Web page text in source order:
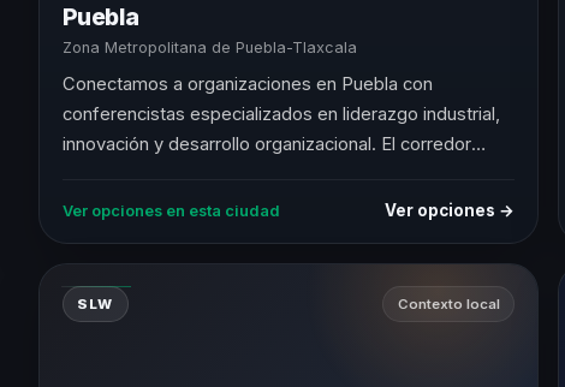
Puebla
Zona Metropolitana de Puebla-Tlaxcala
Conectamos a organizaciones en Puebla con
conferencistas especializados en liderazgo industrial,
innovación y desarrollo organizacional. El corredor
Ver opciones en esta ciudad Ver opciones →
SLW Contexto local